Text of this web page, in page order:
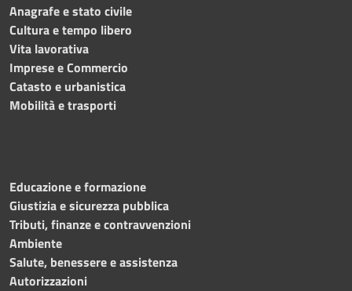
Anagrafe e stato civile
Cultura e tempo libero
Vita lavorativa
Imprese e Commercio
Catasto e urbanistica
Mobilità e trasporti
Educazione e formazione
Giustizia e sicurezza pubblica
Tributi, finanze e contravvenzioni
Ambiente
Salute, benessere e assistenza
Autorizzazioni